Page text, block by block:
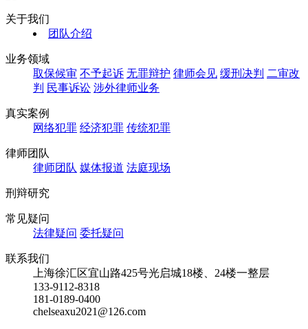
关于我们
团队介绍
业务领域
取保候审 不予起诉 无罪辩护 律师会见 缓刑决判 二审改
判 民事诉讼 涉外律师业务
真实案例
网络犯罪 经济犯罪 传统犯罪
律师团队
律师团队 媒体报道 法庭现场
刑辩研究
常见疑问
法律疑问 委托疑问
联系我们
上海徐汇区宜山路425号光启城18楼、24楼一整层
133-9112-8318
181-0189-0400
chelseaxu2021@126.com